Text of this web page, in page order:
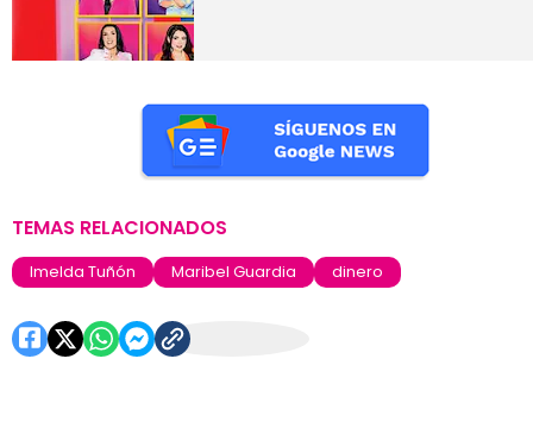
TEMAS RELACIONADOS
Imelda Tuñón Maribel Guardia dinero